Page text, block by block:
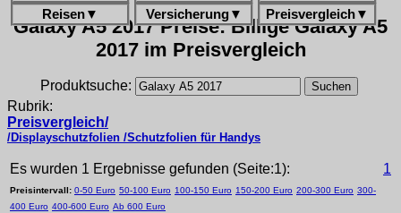
Reisen▼ Versicherung▼ Preisvergleich▼
Galaxy A5 2017 Preise: Billige Galaxy A5
2017 im Preisvergleich
Produktsuche:
Rubrik:
Preisvergleich/
/Displayschutzfolien /Schutzfolien für Handys
Es wurden 1 Ergebnisse gefunden (Seite:1): 1
Preisintervall: 0-50 Euro 50-100 Euro 100-150 Euro 150-200 Euro 200-300 Euro 300-
400 Euro 400-600 Euro Ab 600 Euro